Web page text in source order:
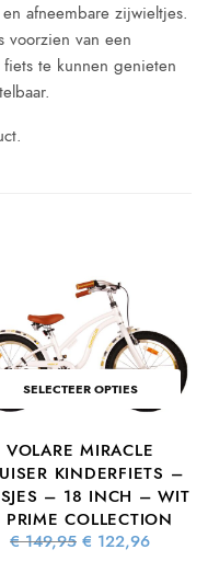
en afneembare zijwieltjes.
voorzien van een
te kunnen genieten
SELECTEER OPTIES
VOLARE MIRACLE
KINDERFIETS –
– 18 INCH – WIT
COLLECTION
€149,95 Oorspronkelijke
prijs was:
€ 122,96